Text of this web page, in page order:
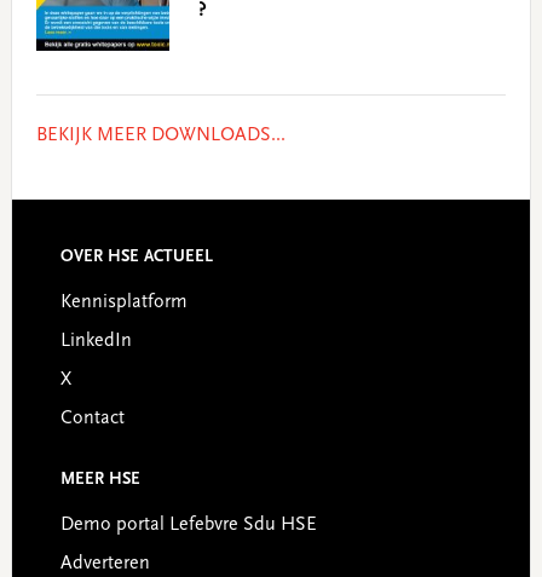
?
BEKIJK MEER DOWNLOADS...
Footer
OVER HSE ACTUEEL
Kennisplatform
LinkedIn
X
Contact
MEER HSE
Demo portal Lefebvre Sdu HSE
Adverteren